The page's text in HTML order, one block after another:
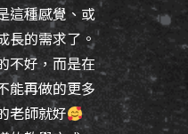
這種感覺、或
長的需求了。
不好，而是在
能再做的更多
老師就好